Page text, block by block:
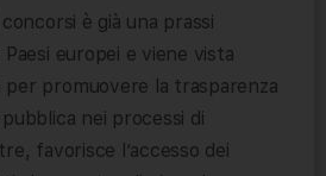
è già una prassi
europei e viene vista
per promuovere la trasparenza
nei processi di
favorisce l’accesso dei